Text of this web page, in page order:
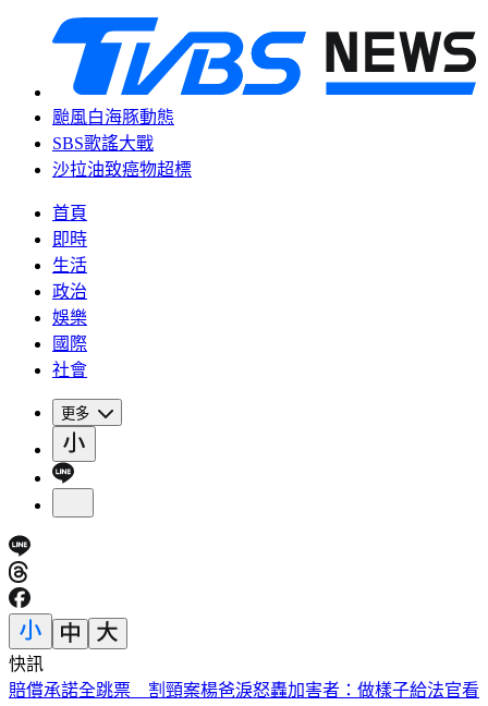
颱風白海豚動態
SBS歌謠大戰
沙拉油致癌物超標
首頁
即時
生活
政治
娛樂
國際
社會
更多
快訊
可樂當水喝15年 35歲陸女掉牙罹糖尿病目測60歲